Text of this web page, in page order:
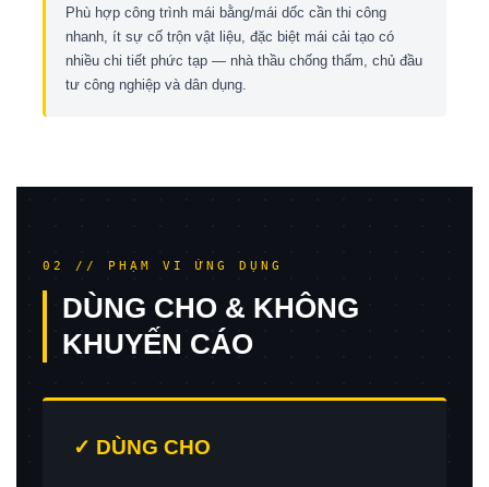
Phù hợp công trình mái bằng/mái dốc cần thi công
nhanh, ít sự cố trộn vật liệu, đặc biệt mái cải tạo có
nhiều chi tiết phức tạp — nhà thầu chống thấm, chủ đầu
tư công nghiệp và dân dụng.
02 // PHẠM VI ỨNG DỤNG
DÙNG CHO & KHÔNG
KHUYẾN CÁO
✓ DÙNG CHO